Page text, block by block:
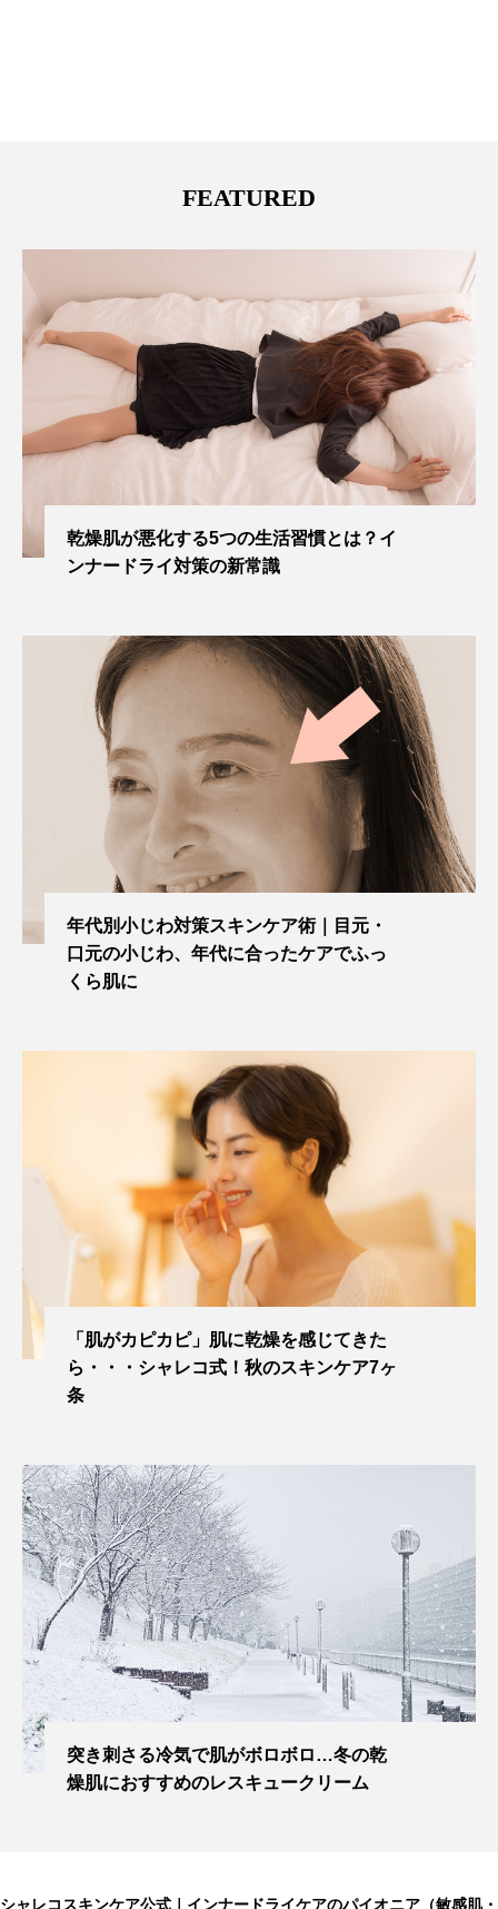
FEATURED
乾燥肌が悪化する5つの生活習慣とは？イ
ンナードライ対策の新常識
年代別小じわ対策スキンケア術｜目元・
口元の小じわ、年代に合ったケアでふっ
くら肌に
「肌がカピカピ」肌に乾燥を感じてきた
ら・・・シャレコ式！秋のスキンケア7ヶ
条
突き刺さる冷気で肌がボロボロ…冬の乾
燥肌におすすめのレスキュークリーム
シャレコスキンケア公式｜インナードライケアのパイオニア（敏感肌・